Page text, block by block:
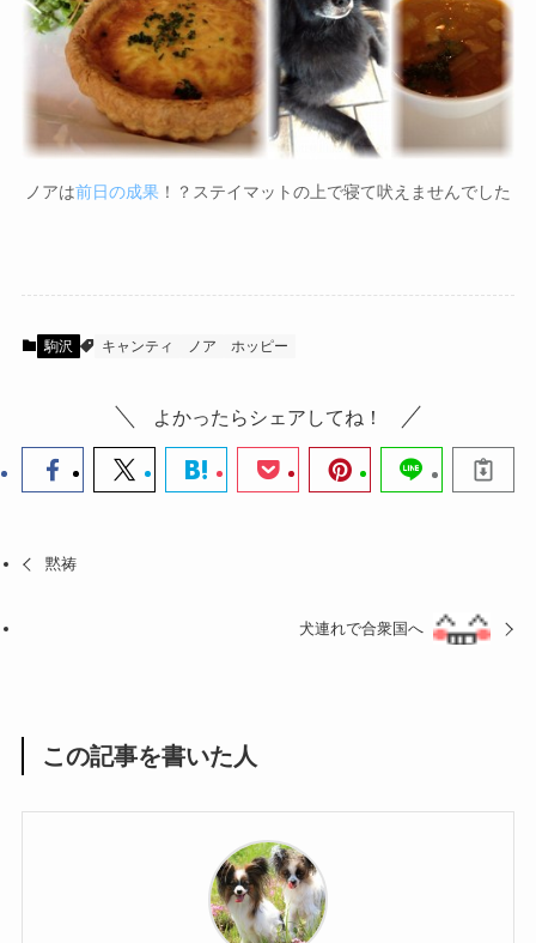
ノアは前日の成果 ！？ステイマットの上で寝て吠えませんでした
駒沢 キャンティ ノア ホッピー
よかったらシェアしてね！
黙祷
犬連れで合衆国へ
この記事を書いた人